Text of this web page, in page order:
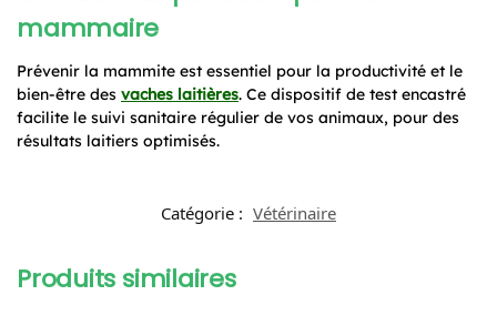
mammaire
Prévenir la mammite est essentiel pour la productivité et le
bien-être des vaches laitières. Ce dispositif de test encastré
facilite le suivi sanitaire régulier de vos animaux, pour des
résultats laitiers optimisés.
Catégorie : Vétérinaire
Produits similaires